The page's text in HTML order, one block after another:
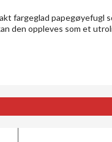
fargeglad papegøyefugl
den oppleves som et